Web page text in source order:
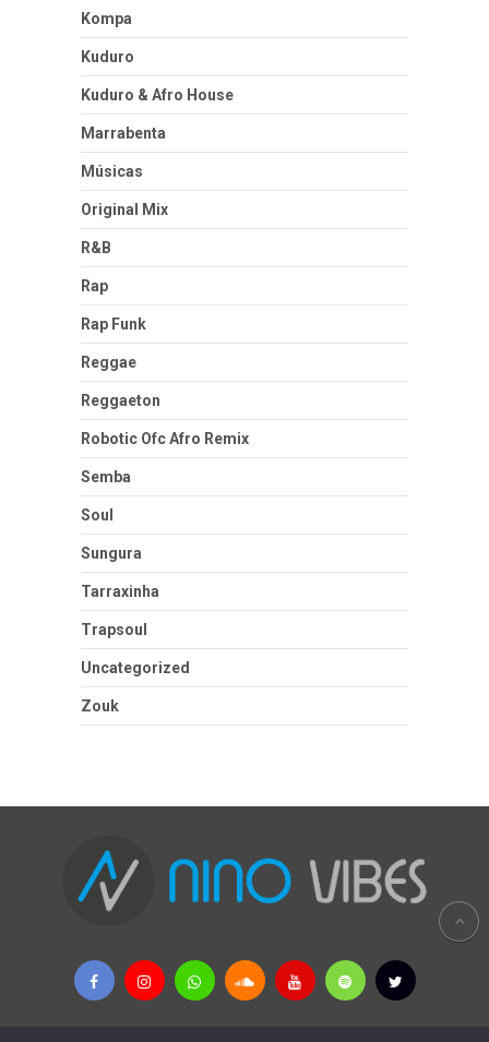
Kompa
Kuduro
Kuduro & Afro House
Marrabenta
Músicas
Original Mix
R&B
Rap
Rap Funk
Reggae
Reggaeton
Robotic Ofc Afro Remix
Semba
Soul
Sungura
Tarraxinha
Trapsoul
Uncategorized
Zouk